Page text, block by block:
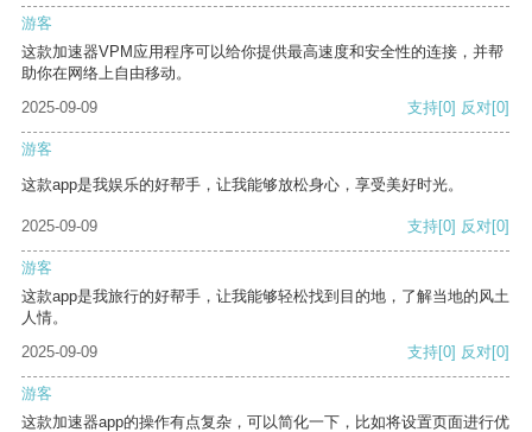
游客
这款加速器VPM应用程序可以给你提供最高速度和安全性的连接，并帮
助你在网络上自由移动。
2025-09-09
支持[0] 反对[0]
游客
这款app是我娱乐的好帮手，让我能够放松身心，享受美好时光。
2025-09-09 支持[0] 反对[0]
游客
这款app是我旅行的好帮手，让我能够轻松找到目的地，了解当地的风土
人情。
2025-09-09
支持[0] 反对[0]
游客
这款加速器app的操作有点复杂，可以简化一下，比如将设置页面进行优